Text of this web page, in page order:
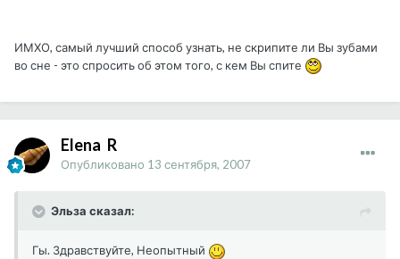
ИМХО, самый лучший способ узнать, не скрипите ли Вы зубами
во сне - это спросить об этом того, с кем Вы спите
Elena_R
Опубликовано 13 сентября, 2007
Эльза сказал:
Гы. Здравствуйте, Неопытный